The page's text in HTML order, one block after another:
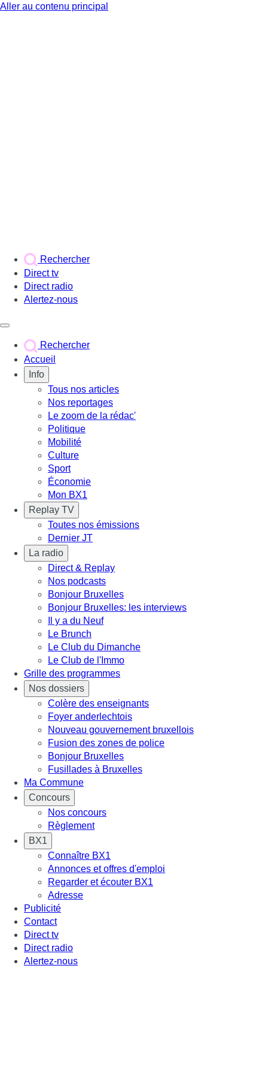
Aller au contenu principal
Rechercher
Direct tv
Direct radio
Alertez-nous
Rechercher
Accueil
Info
Tous nos articles
Nos reportages
Le zoom de la rédac'
Politique
Mobilité
Culture
Sport
Économie
Mon BX1
Replay TV
Toutes nos émissions
Dernier JT
La radio
Direct & Replay
Nos podcasts
Bonjour Bruxelles
Bonjour Bruxelles: les interviews
Il y a du Neuf
Le Brunch
Le Club du Dimanche
Le Club de l'Immo
Grille des programmes
Nos dossiers
Colère des enseignants
Foyer anderlechtois
Nouveau gouvernement bruxellois
Fusion des zones de police
Bonjour Bruxelles
Fusillades à Bruxelles
Ma Commune
Concours
Nos concours
Règlement
BX1
Connaître BX1
Annonces et offres d'emploi
Regarder et écouter BX1
Adresse
Publicité
Contact
Direct tv
Direct radio
Alertez-nous